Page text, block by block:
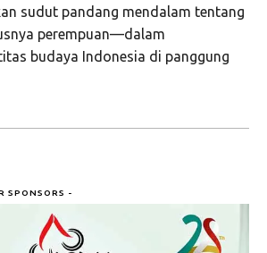
sudut pandang mendalam tentang
perempuan—dalam
budaya Indonesia di panggung
SPONSORS -